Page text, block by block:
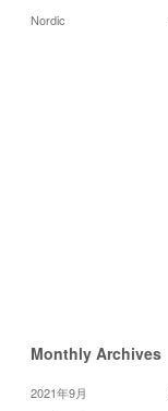
Nordic
Monthly Archives
2021年9月